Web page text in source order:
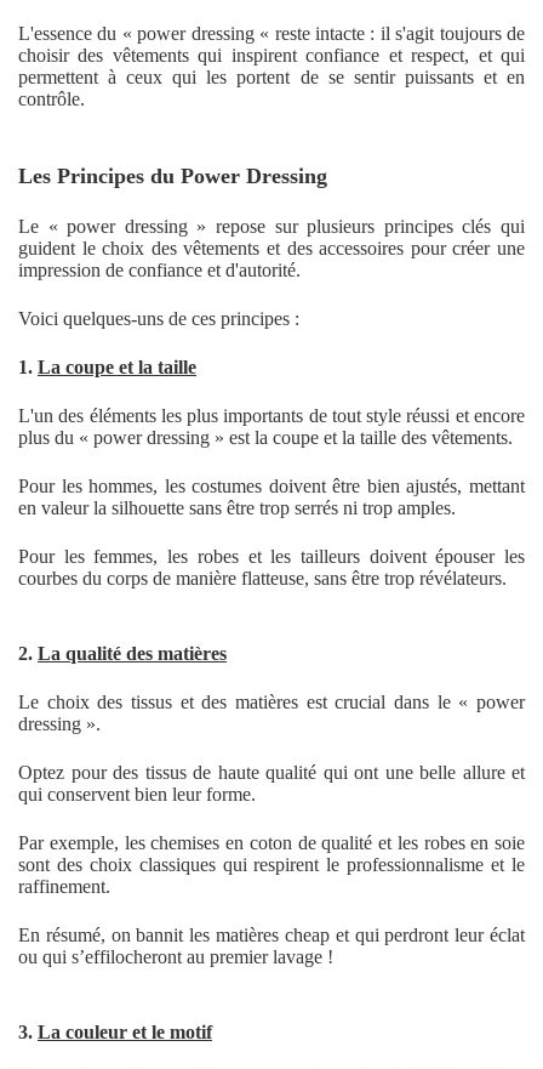
L'essence du « power dressing « reste intacte : il s'agit toujours de
choisir des vêtements qui inspirent confiance et respect, et qui
permettent à ceux qui les portent de se sentir puissants et en
contrôle.
Les Principes du Power Dressing
Le « power dressing » repose sur plusieurs principes clés qui
guident le choix des vêtements et des accessoires pour créer une
impression de confiance et d'autorité.
Voici quelques-uns de ces principes :
1. La coupe et la taille
L'un des éléments les plus importants de tout style réussi et encore
plus du « power dressing » est la coupe et la taille des vêtements.
Pour les hommes, les costumes doivent être bien ajustés, mettant
en valeur la silhouette sans être trop serrés ni trop amples.
Pour les femmes, les robes et les tailleurs doivent épouser les
courbes du corps de manière flatteuse, sans être trop révélateurs.
2. La qualité des matières
Le choix des tissus et des matières est crucial dans le « power
dressing ».
Optez pour des tissus de haute qualité qui ont une belle allure et
qui conservent bien leur forme.
Par exemple, les chemises en coton de qualité et les robes en soie
sont des choix classiques qui respirent le professionnalisme et le
raffinement.
En résumé, on bannit les matières cheap et qui perdront leur éclat
ou qui s’effilocheront au premier lavage !
3. La couleur et le motif